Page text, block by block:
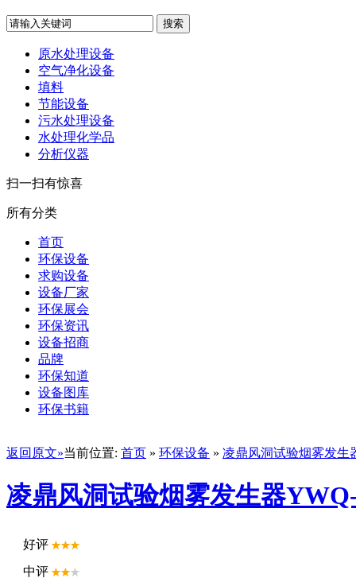
搜索
原水处理设备
空气净化设备
填料
节能设备
污水处理设备
水处理化学品
分析仪器
扫一扫有惊喜
所有分类
首页
环保设备
求购设备
设备厂家
环保展会
环保资讯
设备招商
品牌
环保知道
设备图库
环保书籍
返回原文»当前位置: 首页 » 环保设备 » 凌鼎风洞试验烟雾发生
凌鼎风洞试验烟雾发生器
好评
中评